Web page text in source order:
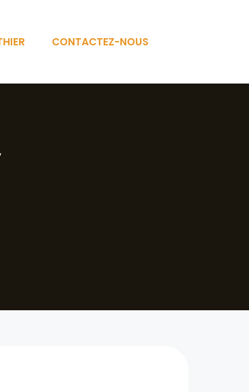
CONTACTEZ-NOUS